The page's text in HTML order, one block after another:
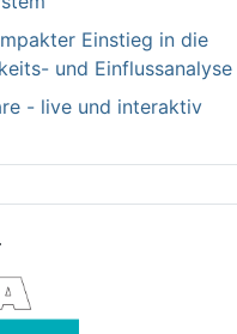
Einstieg in die
und Einflussanalyse
- live und interaktiv